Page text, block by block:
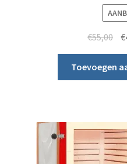
€55,00 €
Toevoegen